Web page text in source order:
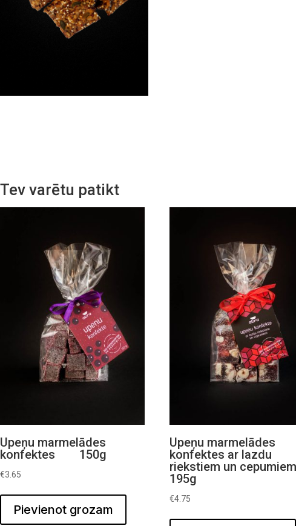
Tev varētu patikt
Upeņu marmelādes
konfektes 150g
€3.65
Pievienot grozam
Upeņu marmelādes
konfektes ar lazdu
riekstiem un cepumiem
195g
€4.75